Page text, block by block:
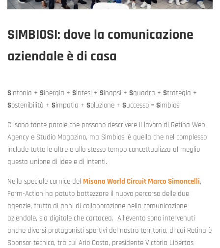
SIMBIOSI: dove la comunicazione
aziendale è di casa
Sintonia + Sinergia + Sintesi + Sinapsi + Squadra + Strategia +
Sostenibilità + Simpatia + Soluzione + Successo = Simbiosi
Ci sono tante parole che possono descrivere il lavoro di Retina Web
Agency e Studio Magazino, ma Simbiosi è quella che nel complesso
include tutte le altre e allo stesso tempo concettualizza al meglio
questa unione di idee e di intenti.
Nella speciale cornice del Misano World Circuit Marco Simoncelli,
Form-Action ha potuto battezzare il nuovo percorso delle due
agenzie, frutto di anni di collaborazione nella comunicazione
aziendale, sia digitale che cartacea. All’evento sono intervenuti
anche diversi protagonisti sportivi del nostro territorio, di cui Retina è
Sponsor tecnico, tra cui Ario Costa, presidente Victoria Libertas